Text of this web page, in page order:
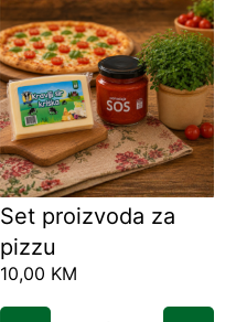
Set proizvoda za
pizzu
10,00 KM